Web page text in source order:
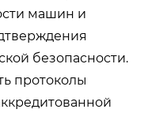
машин и
безопасности.
протоколы